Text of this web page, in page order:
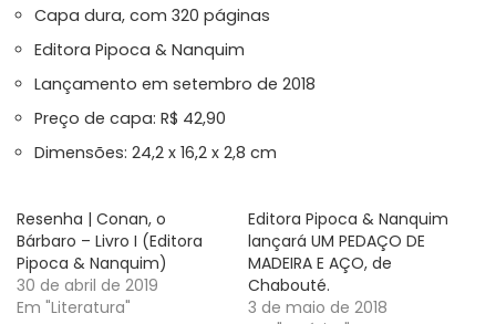
Capa dura, com 320 páginas
Editora Pipoca & Nanquim
Lançamento em setembro de 2018
Preço de capa: R$ 42,90
Dimensões: 24,2 x 16,2 x 2,8 cm
Resenha | Conan, o
Bárbaro – Livro I (Editora
Pipoca & Nanquim)
30 de abril de 2019
Em "Literatura"
Editora Pipoca & Nanquim
lançará UM PEDAÇO DE
MADEIRA E AÇO, de
Chabouté.
3 de maio de 2018